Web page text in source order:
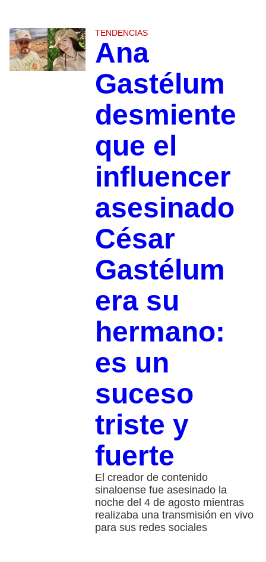
TENDENCIAS
Ana
Gastélum
desmiente
que el
influencer
asesinado
César
Gastélum
era su
hermano:
es un
suceso
triste y
fuerte
El creador de contenido
sinaloense fue asesinado la
noche del 4 de agosto mientras
realizaba una transmisión en vivo
para sus redes sociales